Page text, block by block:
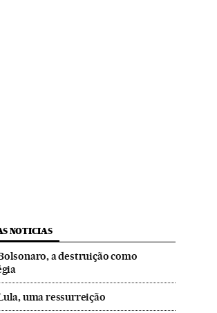
NOTICIAS
a destruição como
uma ressurreição